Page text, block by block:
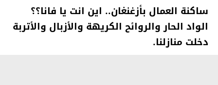
ساكنة العمال بأزغنغان.. اين انت يا فانا؟؟
الواد الحار والروائح الكريهة والأزبال والأتربة
دخلت منازلنا.